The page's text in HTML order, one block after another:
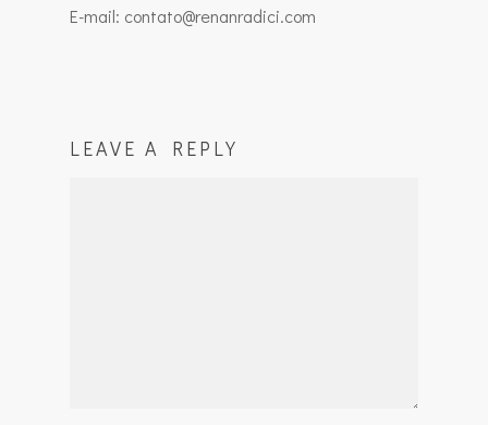
E-mail: contato@renanradici.com
LEAVE A REPLY